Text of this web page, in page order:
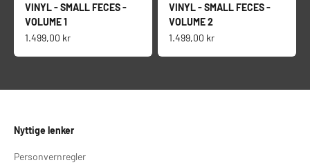
VINYL - SMALL FECES -
VOLUME 1
Salgspris
1.499,00 kr
VINYL - SMALL FECES -
VOLUME 2
Salgspris
1.499,00 kr
Nyttige lenker
Personvernregler